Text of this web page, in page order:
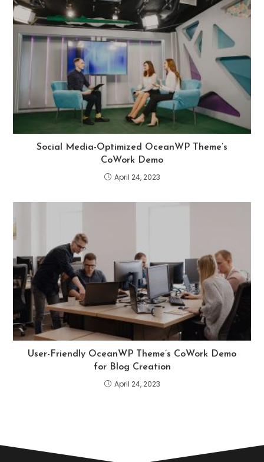
Social Media-Optimized OceanWP Theme’s
CoWork Demo
April 24, 2023
User-Friendly OceanWP Theme’s CoWork Demo
for Blog Creation
April 24, 2023